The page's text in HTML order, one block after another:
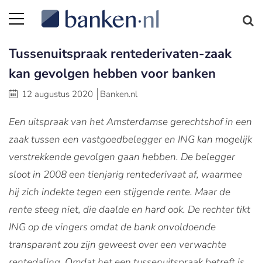
Tussenuitspraak rentederivaten-zaak
kan gevolgen hebben voor banken
12 augustus 2020 Banken.nl
Een uitspraak van het Amsterdamse gerechtshof in een
zaak tussen een vastgoedbelegger en ING kan mogelijk
verstrekkende gevolgen gaan hebben. De belegger
sloot in 2008 een tienjarig rentederivaat af, waarmee
hij zich indekte tegen een stijgende rente. Maar de
rente steeg niet, die daalde en hard ook. De rechter tikt
ING op de vingers omdat de bank onvoldoende
transparant zou zijn geweest over een verwachte